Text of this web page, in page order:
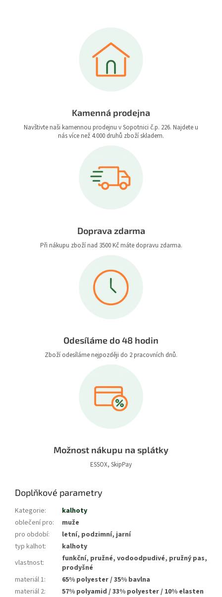
Kamenná prodejna
Navštivte naši kamennou prodejnu v Sopotnici č.p. 226. Najdete u
nás více než 4.000 druhů zboží skladem.
Doprava zdarma
Při nákupu zboží nad 3500 Kč máte dopravu zdarma.
Odesíláme do 48 hodin
Zboží odesíláme nejpozději do 2 pracovních dnů.
Možnost nákupu na splátky
ESSOX, SkipPay
Doplňkové parametry
Kategorie:
kalhoty
oblečení pro:
muže
pro období:
letní, podzimní, jarní
typ kalhot:
kalhoty
vlastnost:
funkční, pružné, vodoodpudivé, pružný pas,
prodyšné
materiál 1:
65% polyester / 35% bavlna
materiál 2:
57% polyamid / 33% polyester / 10% elasten